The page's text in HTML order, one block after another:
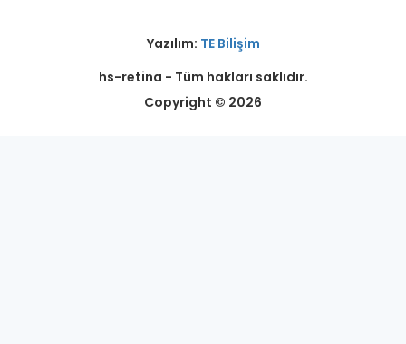
Yazılım: TE Bilişim
hs-retina - Tüm hakları saklıdır.
Copyright © 2026